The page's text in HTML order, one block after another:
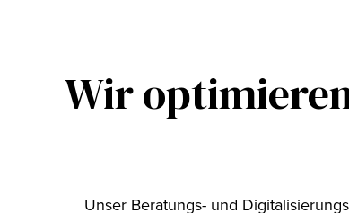
Wir
Unser Beratungs- und